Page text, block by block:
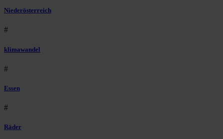
Niederösterreich
#
klimawandel
#
Essen
#
Räder